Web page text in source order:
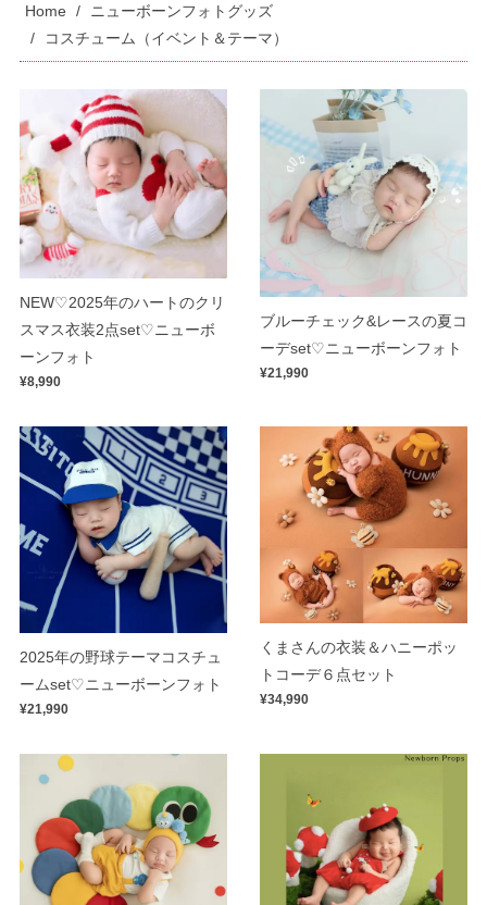
Home
ニューボーンフォトグッズ
コスチューム（イベント＆テーマ）
NEW♡2025年のハートのクリ
スマス衣装2点set♡ニューボ
ーンフォト
¥8,990
ブルーチェック&レースの夏コ
ーデset♡ニューボーンフォト
¥21,990
2025年の野球テーマコスチュ
ームset♡ニューボーンフォト
¥21,990
くまさんの衣装＆ハニーポッ
トコーデ６点セット
¥34,990